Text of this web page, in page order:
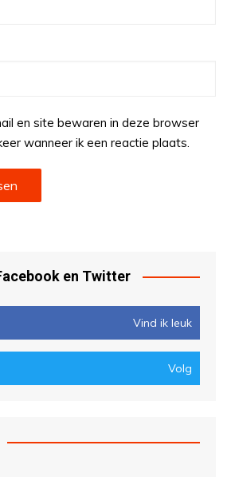
en site bewaren in deze browser
wanneer ik een reactie plaats.
en Twitter
Vind ik leuk
Volg